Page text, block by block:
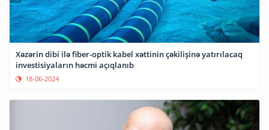
Xəzərin dibi ilə fiber-optik kabel xəttinin çəkilişinə yatırılacaq
investisiyaların həcmi açıqlanıb
18-06-2024